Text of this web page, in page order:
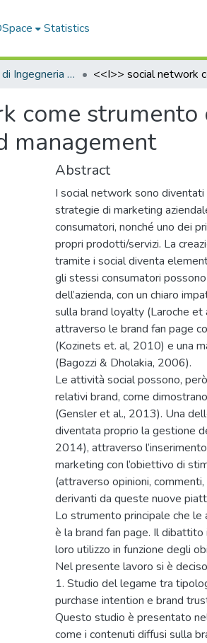
Statistics
Dipartimento di Ingegneria Meccanica, Energetica e Gestionale - Tesi di Dottorato
come strumento
management
Abstract
I social network sono
strategie di marketing
consumatori, nonché uno dei
propri prodotti/servizi. La
tramite i social diventa
gli stessi consumatori
dell’azienda, con un chiaro
sulla brand loyalty (Laroche et
attraverso le brand fan page
(Kozinets et. al, 2010) e una
(Bagozzi & Dholakia, 2006).
Le attività social possono,
relativi brand, come
(Gensler et al., 2013). Una
diventata proprio la gestione
2014), attraverso
marketing con l’obiettivo di
(attraverso opinioni,
derivanti da queste nuove
Lo strumento principale che le
è la brand fan page. Il
loro utilizzo in funzione degli
Nel presente lavoro si è
1. Studio del legame tra
purchase intention e brand
Questo studio è presentato
come i contenuti diffusi sulla